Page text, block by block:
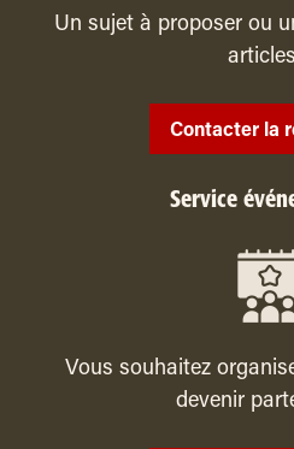
Un sujet à proposer ou
Contacter la
Service
Vous souhaitez
devenir